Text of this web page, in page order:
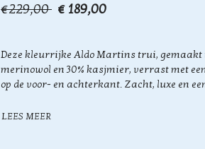
€229,00 € 189,00
Deze kleurrijke Aldo Martins trui, gemaakt
merinowol en 30% kasjmier, verrast met
op de voor- en achterkant. Zacht, luxe en
LEES MEER